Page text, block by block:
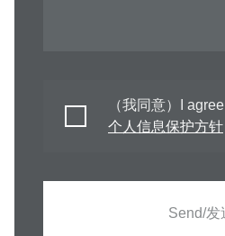
（我同意）I
个人信息保护方针
Send/发